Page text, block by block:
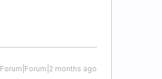
Forum|Forum|2 months ago